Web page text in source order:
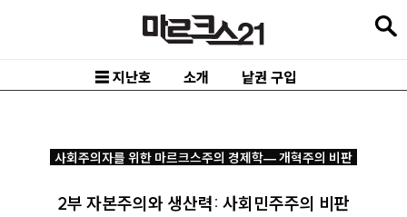
로
☰ 지난호 소개 낱권 구입
사회주의자를 위한 마르크스주의 경제학— 개혁주의 비판
2부 자본주의와 생산력: 사회민주주의 비판